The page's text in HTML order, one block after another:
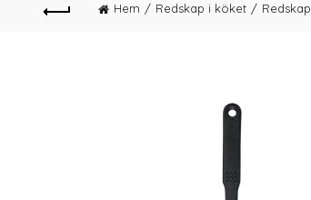
Hem Redskap i köket Redskap